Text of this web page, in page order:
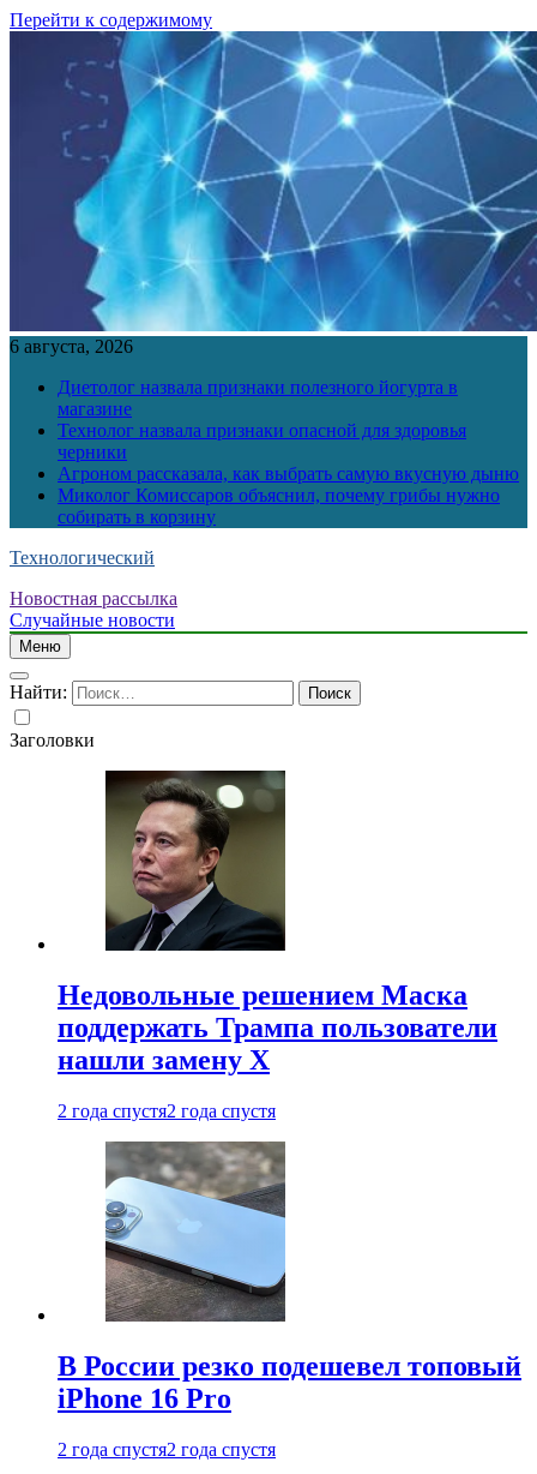
Перейти к содержимому
6 августа, 2026
Диетолог назвала признаки полезного йогурта в
магазине
Технолог назвала признаки опасной для здоровья
черники
Агроном рассказала, как выбрать самую вкусную дыню
Миколог Комиссаров объяснил, почему грибы нужно
собирать в корзину
Технологический
Новостная рассылка
Случайные новости
Меню
Найти:
Заголовки
Недовольные решением Маска
поддержать Трампа пользователи
нашли замену X
2 года спустя2 года спустя
В России резко подешевел топовый
iPhone 16 Pro
2 года спустя2 года спустя